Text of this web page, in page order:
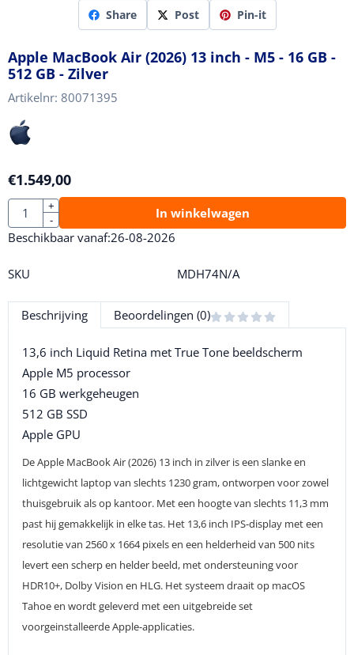
Share Post Pin-it
Apple MacBook Air (2026) 13 inch - M5 - 16 GB -
512 GB - Zilver
Artikelnr: 80071395
€1.549,00
Aantal
+
-
In winkelwagen
Beschikbaar vanaf:26-08-2026
SKU MDH74N/A
Beschrijving Beoordelingen (0)
13,6 inch Liquid Retina met True Tone beeldscherm
Apple M5 processor
16 GB werkgeheugen
512 GB SSD
Apple GPU
De Apple MacBook Air (2026) 13 inch in zilver is een slanke en
lichtgewicht laptop van slechts 1230 gram, ontworpen voor zowel
thuisgebruik als op kantoor. Met een hoogte van slechts 11,3 mm
past hij gemakkelijk in elke tas. Het 13,6 inch IPS-display met een
resolutie van 2560 x 1664 pixels en een helderheid van 500 nits
levert een scherp en helder beeld, met ondersteuning voor
HDR10+, Dolby Vision en HLG. Het systeem draait op macOS
Tahoe en wordt geleverd met een uitgebreide set
voorgeinstalleerde Apple-applicaties.